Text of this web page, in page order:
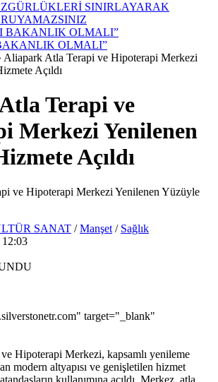
SINIRLAYARAK
OLMALI”
Aliapark Atla Terapi ve Hipoterapi Merkezi
Açıldı
Terapi ve
Merkezi Yenilenen
Açıldı
SANAT /Manşet / Sağlık
target="_blank"
Hipoterapi Merkezi, kapsamlı yenileme
modern altyapısı ve genişletilen hizmet
kullanımına açıldı. Merkez, atla